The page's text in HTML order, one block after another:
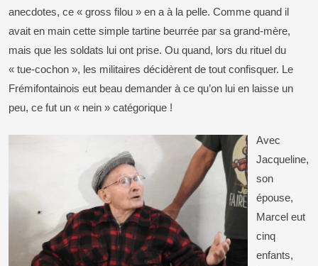
anecdotes, ce « gross filou » en a à la pelle. Comme quand il
avait en main cette simple tartine beurrée par sa grand-mère,
mais que les soldats lui ont prise. Ou quand, lors du rituel du
« tue-cochon », les militaires décidèrent de tout confisquer. Le
Frémifontainois eut beau demander à ce qu’on lui en laisse un
peu, ce fut un « nein » catégorique !
Avec
Jacqueline,
son
épouse,
Marcel eut
cinq
enfants,